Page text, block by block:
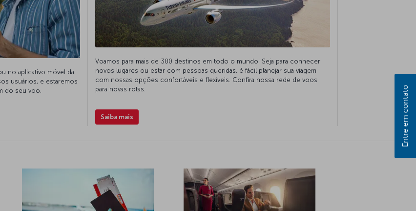
no aplicativo móvel da
usuários, e estaremos
do seu voo.
Voamos para mais de 300 destinos em todo o mundo. Seja para conhecer
novos lugares ou estar com pessoas queridas, é fácil planejar sua viagem
com nossas opções confortáveis e flexíveis. Confira nossa rede de voos
para novas rotas.
Saiba mais Entre em contato